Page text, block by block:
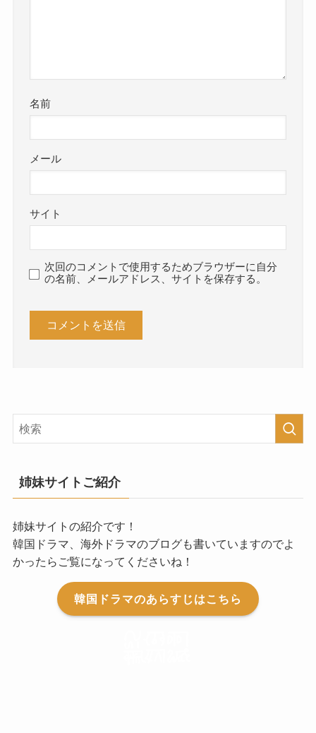
名前
メール
サイト
次回のコメントで使用するためブラウザーに自分
の名前、メールアドレス、サイトを保存する。
姉妹サイトご紹介
姉妹サイトの紹介です！
韓国ドラマ、海外ドラマのブログも書いていますのでよ
かったらご覧になってくださいね！
韓国ドラマのあらすじはこちら